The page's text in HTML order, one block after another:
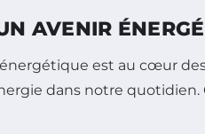
AVENIR
est au cœur
dans notre